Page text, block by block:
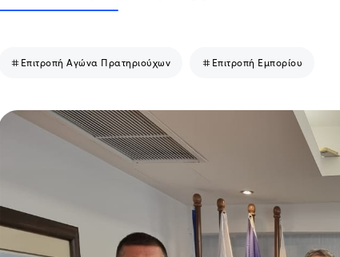
Επιτροπή Αγώνα Πρατηριούχων Επιτροπή Εμπορίου